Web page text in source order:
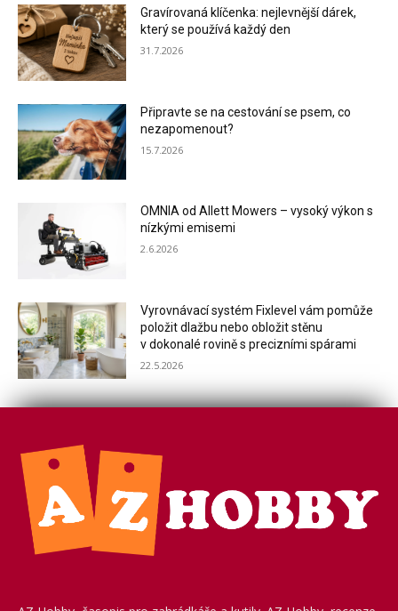
Gravírovaná klíčenka: nejlevnější dárek,
který se používá každý den
31.7.2026
Připravte se na cestování se psem, co
nezapomenout?
15.7.2026
OMNIA od Allett Mowers – vysoký výkon s
nízkými emisemi
2.6.2026
Vyrovnávací systém Fixlevel vám pomůže
položit dlažbu nebo obložit stěnu
v dokonalé rovině s precizními spárami
22.5.2026